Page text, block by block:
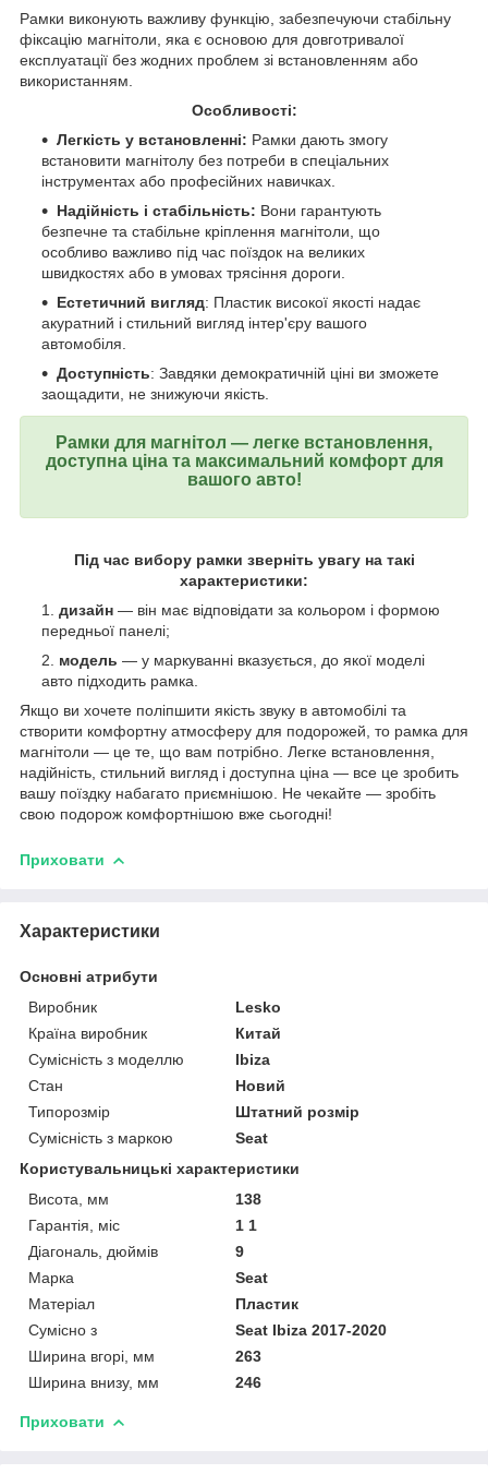
Рамки виконують важливу функцію, забезпечуючи стабільну
фіксацію магнітоли, яка є основою для довготривалої
експлуатації без жодних проблем зі встановленням або
використанням.
Особливості:
Легкість у встановленні: Рамки дають змогу
встановити магнітолу без потреби в спеціальних
інструментах або професійних навичках.
Надійність і стабільність: Вони гарантують
безпечне та стабільне кріплення магнітоли, що
особливо важливо під час поїздок на великих
швидкостях або в умовах трясіння дороги.
Естетичний вигляд: Пластик високої якості надає
акуратний і стильний вигляд інтер'єру вашого
автомобіля.
Доступність: Завдяки демократичній ціні ви зможете
заощадити, не знижуючи якість.
Рамки для магнітол — легке встановлення,
доступна ціна та максимальний комфорт для
вашого авто!
Під час вибору рамки зверніть увагу на такі
характеристики:
дизайн — він має відповідати за кольором і формою
передньої панелі;
модель — у маркуванні вказується, до якої моделі
авто підходить рамка.
Якщо ви хочете поліпшити якість звуку в автомобілі та
створити комфортну атмосферу для подорожей, то рамка для
магнітоли — це те, що вам потрібно. Легке встановлення,
надійність, стильний вигляд і доступна ціна — все це зробить
вашу поїздку набагато приємнішою. Не чекайте — зробіть
свою подорож комфортнішою вже сьогодні!
Приховати
Характеристики
Основні атрибути
Виробник
Lesko
Країна виробник
Китай
Сумісність з моделлю
Ibiza
Стан
Новий
Типорозмір
Штатний розмір
Сумісність з маркою
Seat
Користувальницькі характеристики
Висота, мм
138
Гарантія, міс
1 1
Діагональ, дюймів
9
Марка
Seat
Матеріал
Пластик
Сумісно з
Seat Ibiza 2017-2020
Ширина вгорі, мм
263
Ширина внизу, мм
246
Приховати